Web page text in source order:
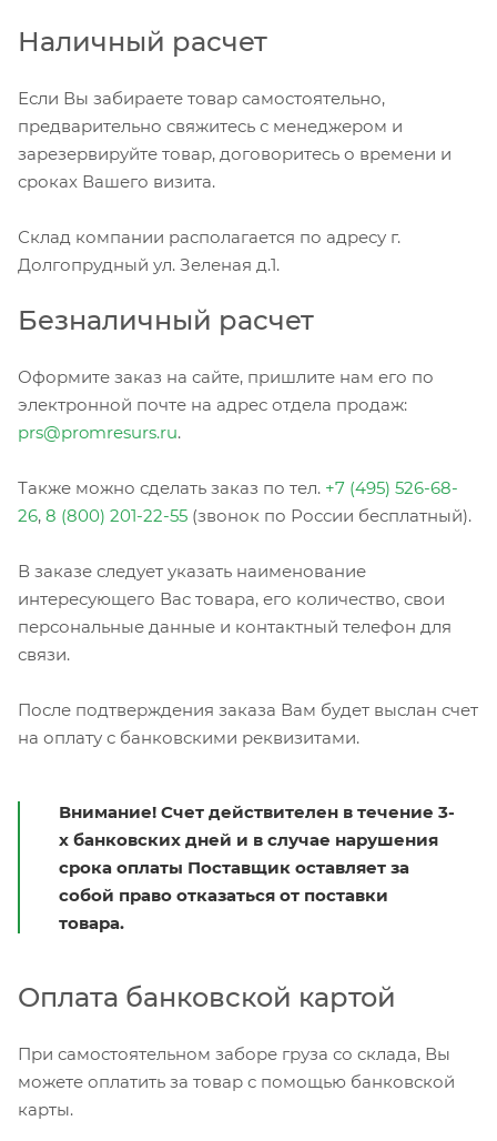
Наличный расчет
Если Вы забираете товар самостоятельно,
предварительно свяжитесь с менеджером и
зарезервируйте товар, договоритесь о времени и
сроках Вашего визита.
Склад компании располагается по адресу г.
Долгопрудный ул. Зеленая д.1.
Безналичный расчет
Оформите заказ на сайте, пришлите нам его по
электронной почте на адрес отдела продаж:
prs@promresurs.ru.
Также можно сделать заказ по тел. +7 (495) 526-68-
26, 8 (800) 201-22-55 (звонок по России бесплатный).
В заказе следует указать наименование
интересующего Вас товара, его количество, свои
персональные данные и контактный телефон для
связи.
После подтверждения заказа Вам будет выслан счет
на оплату с банковскими реквизитами.
Внимание! Счет действителен в течение 3-
х банковских дней и в случае нарушения
срока оплаты Поставщик оставляет за
собой право отказаться от поставки
товара.
Оплата банковской картой
При самостоятельном заборе груза со склада, Вы
можете оплатить за товар с помощью банковской
карты.